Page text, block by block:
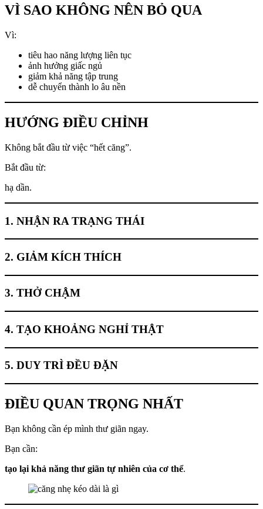
VÌ SAO KHÔNG NÊN BỎ QUA
Vì:
tiêu hao năng lượng liên tục
ảnh hưởng giấc ngủ
giảm khả năng tập trung
dễ chuyển thành lo âu nền
HƯỚNG ĐIỀU CHỈNH
Không bắt đầu từ việc “hết căng”.
Bắt đầu từ:
hạ dần.
1. NHẬN RA TRẠNG THÁI
2. GIẢM KÍCH THÍCH
3. THỞ CHẬM
4. TẠO KHOẢNG NGHỈ THẬT
5. DUY TRÌ ĐỀU ĐẶN
ĐIỀU QUAN TRỌNG NHẤT
Bạn không cần ép mình thư giãn ngay.
Bạn cần:
tạo lại khả năng thư giãn tự nhiên của cơ thể.